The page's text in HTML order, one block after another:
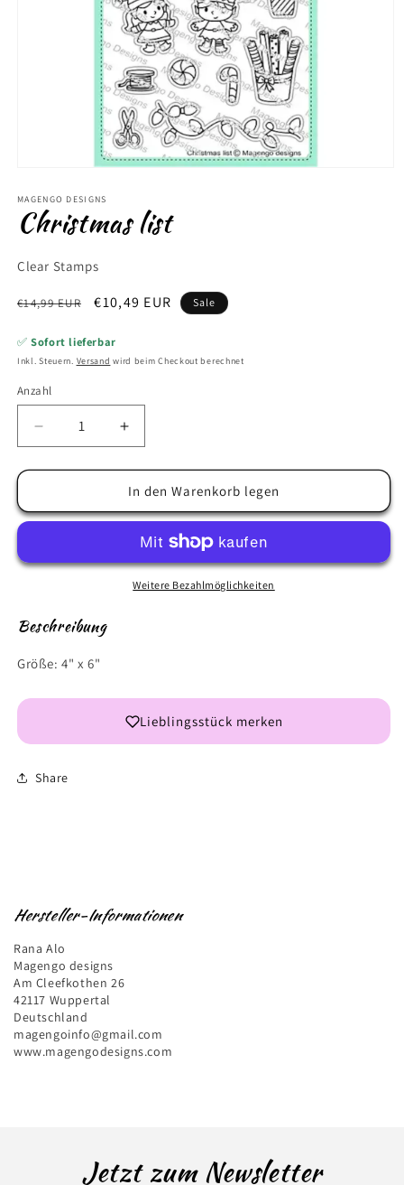
in
Modal
öffnen
MAGENGO DESIGNS
Christmas list
Clear Stamps
Normaler
€14,99 EUR Verkaufspreis
€10,49 EUR Sale
✅Sofort lieferbar
Inkl. Steuern. Versand wird beim Checkout berechnet
Anzahl
Anzahl
Verringere
die
Menge
Christmas
Erhöhe
die
Menge
für
Christmas
In den Warenkorb legen
Weitere Bezahlmöglichkeiten
Beschreibung
Größe: 4" x 6"
Lieblingsstück merken
Share
Hersteller-Informationen
Rana Alo
Magengo designs
Am Cleefkothen 26
42117 Wuppertal
Deutschland
magengoinfo@gmail.com
www.magengodesigns.com
Jetzt zum Newsletter